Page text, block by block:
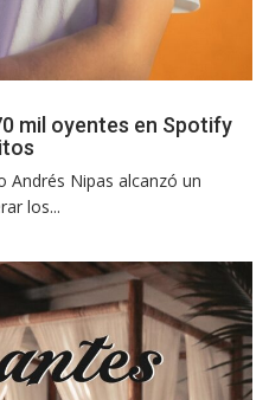
mil oyentes en Spotify
Andrés Nipas alcanzó un
los...